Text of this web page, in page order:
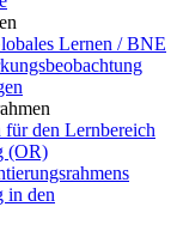
Lernen / BNE
für den Lernbereich
(OR)
in den